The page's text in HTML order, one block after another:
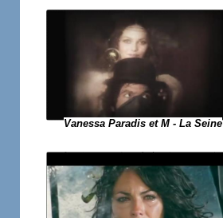
Vanessa Paradis et M - La Seine